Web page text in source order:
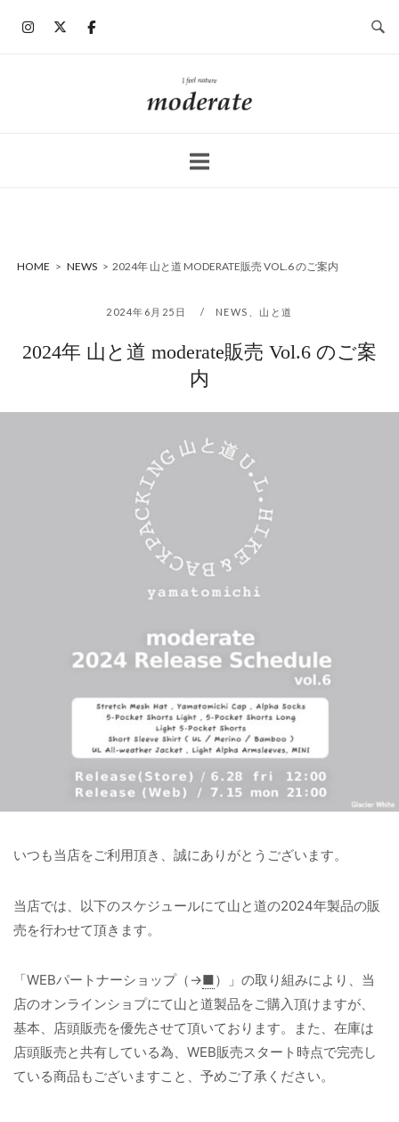
ホ
ー
HOME > NEWS > 2024年 山と道 MODERATE販売 VOL.6 のご案内
2024年6月25日 NEWS 山と道
2024年 山と道 moderate販売 Vol.6 のご案
内
いつも当店をご利用頂き、誠にありがとうございます。
当店では、以下のスケジュールにて山と道の2024年製品の販
売を行わせて頂きます。
「WEBパートナーショップ（→■）」の取り組みにより、当
店のオンラインショプにて山と道製品をご購入頂けますが、
基本、店頭販売を優先させて頂いております。また、在庫は
店頭販売と共有している為、WEB販売スタート時点で完売し
ている商品もございますこと、予めご了承ください。